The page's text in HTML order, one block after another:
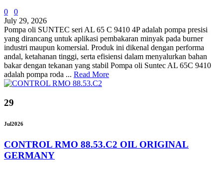
0
0
July 29, 2026
Pompa oli SUNTEC seri AL 65 C 9410 4P adalah pompa presisi
yang dirancang untuk aplikasi pembakaran minyak pada burner
industri maupun komersial. Produk ini dikenal dengan performa
andal, ketahanan tinggi, serta efisiensi dalam menyalurkan bahan
bakar dengan tekanan yang stabil Pompa oli Suntec AL 65C 9410
adalah pompa roda ... Read More
29
Jul2026
CONTROL RMO 88.53.C2 OIL ORIGINAL
GERMANY